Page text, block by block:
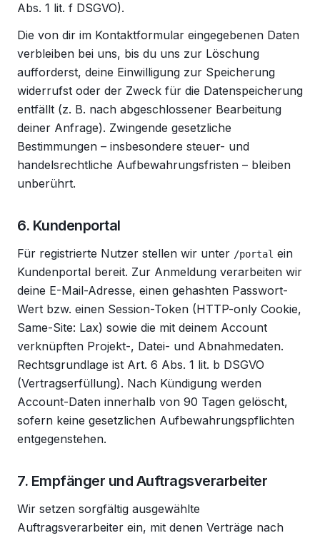
Abs. 1 lit. f DSGVO).
Die von dir im Kontaktformular eingegebenen Daten
verbleiben bei uns, bis du uns zur Löschung
aufforderst, deine Einwilligung zur Speicherung
widerrufst oder der Zweck für die Datenspeicherung
entfällt (z. B. nach abgeschlossener Bearbeitung
deiner Anfrage). Zwingende gesetzliche
Bestimmungen – insbesondere steuer- und
handelsrechtliche Aufbewahrungsfristen – bleiben
unberührt.
6. Kundenportal
Für registrierte Nutzer stellen wir unter /portal ein
Kundenportal bereit. Zur Anmeldung verarbeiten wir
deine E-Mail-Adresse, einen gehashten Passwort-
Wert bzw. einen Session-Token (HTTP-only Cookie,
Same-Site: Lax) sowie die mit deinem Account
verknüpften Projekt-, Datei- und Abnahmedaten.
Rechtsgrundlage ist Art. 6 Abs. 1 lit. b DSGVO
(Vertragserfüllung). Nach Kündigung werden
Account-Daten innerhalb von 90 Tagen gelöscht,
sofern keine gesetzlichen Aufbewahrungspflichten
entgegenstehen.
7. Empfänger und Auftragsverarbeiter
Wir setzen sorgfältig ausgewählte
Auftragsverarbeiter ein, mit denen Verträge nach